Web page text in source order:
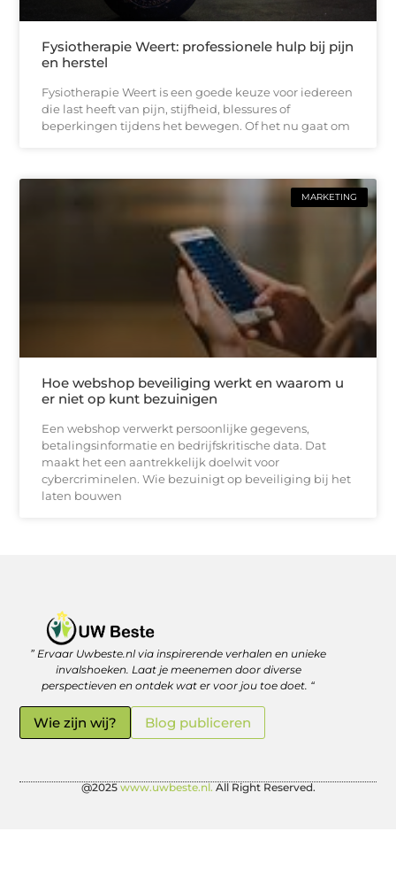
Fysiotherapie Weert: professionele hulp bij pijn
en herstel
Fysiotherapie Weert is een goede keuze voor iedereen
die last heeft van pijn, stijfheid, blessures of
beperkingen tijdens het bewegen. Of het nu gaat om
MARKETING
Hoe webshop beveiliging werkt en waarom u
er niet op kunt bezuinigen
Een webshop verwerkt persoonlijke gegevens,
betalingsinformatie en bedrijfskritische data. Dat
maakt het een aantrekkelijk doelwit voor
cybercriminelen. Wie bezuinigt op beveiliging bij het
laten bouwen
” Ervaar Uwbeste.nl via inspirerende verhalen en unieke
invalshoeken. Laat je meenemen door diverse
perspectieven en ontdek wat er voor jou toe doet. “
Wie zijn wij? Blog publiceren
@2025 www.uwbeste.nl. All Right Reserved.